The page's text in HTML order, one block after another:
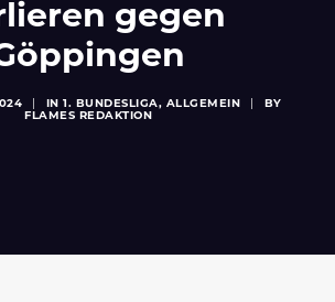
PARTNER
gegen
IN 1. BUNDESLIGA, ALLGEMEIN
BY
FLAMES REDAKTION